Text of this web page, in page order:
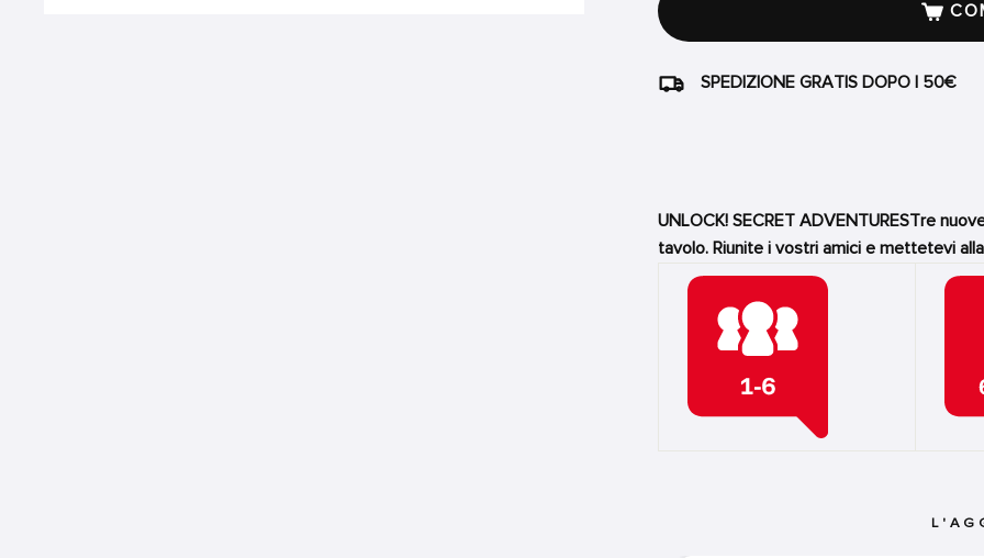
SPEDIZIONE GRATIS DOPO I 50€
UNLOCK! SECRET ADVENTURESTre
tavolo. Riunite i vostri amici e mettetevi